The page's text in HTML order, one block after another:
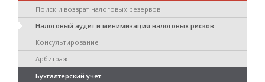
Поиск и возврат налоговых резервов
Налоговый аудит и минимизация налоговых рисков
Консультирование
Арбитраж
Бухгалтерский учет